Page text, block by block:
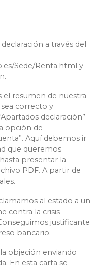
a través del
Sede/Renta.html y
resumen de nuestra
correcto y
declaración”
opción de
Aquí debemos ir
que queremos
presentar la
PDF. A partir de
al estado a un
contra la crisis
justificante
bancario.
objeción enviando
En esta carta se